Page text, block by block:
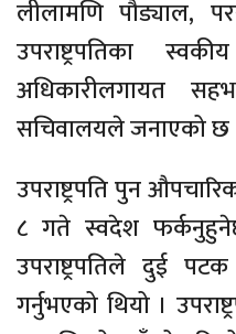
लीलामणि पौड्याल,
उपराष्ट्रपतिका
अधिकारीलगायत
सचिवालयले जनाएको छ
उपराष्ट्रपति पुन
८ गते स्वदेश
उपराष्ट्रपतिले दुई
गर्नुभएको थियो ।